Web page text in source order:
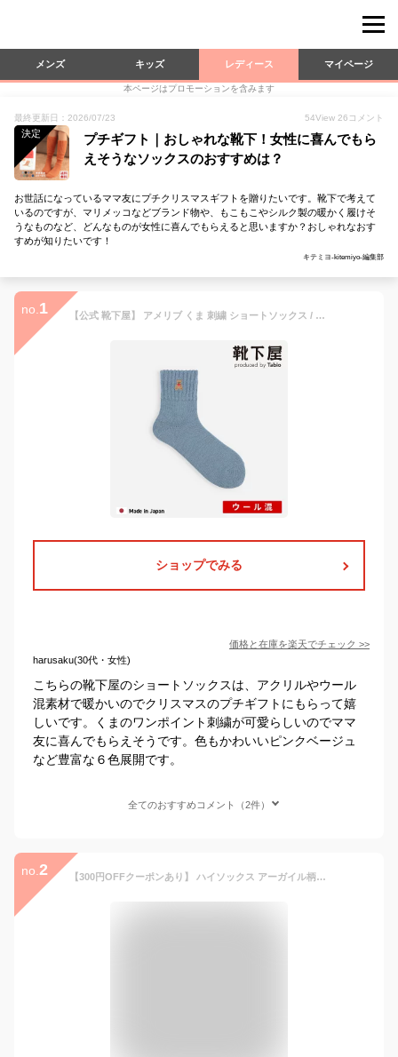
メンズ キッズ レディース マイページ
本ページはプロモーションを含みます
最終更新日：2026/07/23 54View 26 コメント
決定
プチギフト｜おしゃれな靴下！女性に喜んでもら
えそうなソックスのおすすめは？
お世話になっているママ友にプチクリスマスギフトを贈りたいです。靴下で考えて
いるのですが、マリメッコなどブランド物や、もこもこやシルク製の暖かく履けそ
うなものなど、どんなものが女性に喜んでもらえると思いますか？おしゃれなおす
すめが知りたいです！
キテミヨ-kitemiyo-編集部
no. 1 【公式 靴下屋】 アメリブ くま 刺繍 ショートソックス / 靴下 タビオ Tabio くつ下 ショート ソックス くるぶし上 毛混 ウール ウール混 秋 冬 ワンポイント アニマル 可愛い 白 黒 レディース 日本製
ショップでみる
価格と在庫を楽天でチェック >>
harusaku(30代・女性)
こちらの靴下屋のショートソックスは、アクリルやウール
混素材で暖かいのでクリスマスのプチギフトにもらって嬉
しいです。くまのワンポイント刺繍が可愛らしいのでママ
友に喜んでもらえそうです。色もかわいいピンクベージュ
など豊富な６色展開です。
全てのおすすめコメント（2件）
no. 2 【300円OFFクーポンあり】 ハイソックス アーガイル柄 セクシー 靴下 ロング カラフル スタンダード レディース 美脚 高品質 6カラー あす楽